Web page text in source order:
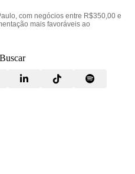
com negócios entre R$350,00 e
mais favoráveis ao